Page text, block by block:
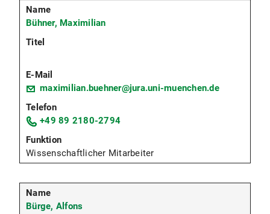
Bühner, Maximilian
maximilian.buehner@jura.uni-muenchen.de
+49 89 2180-2794
Wissenschaftlicher Mitarbeiter
Bürge, Alfons